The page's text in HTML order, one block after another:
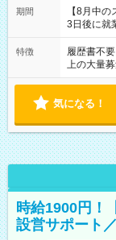
「できれ
ね。 ※Wワーク希望の方へ 今ご覧のお仕事で希望する勤務時間
と、もう1
合は応募
期間
【8月中
3日後に就
特徴 履歴書不要
上の大量
気になる！
時給1900円！
設営サポート